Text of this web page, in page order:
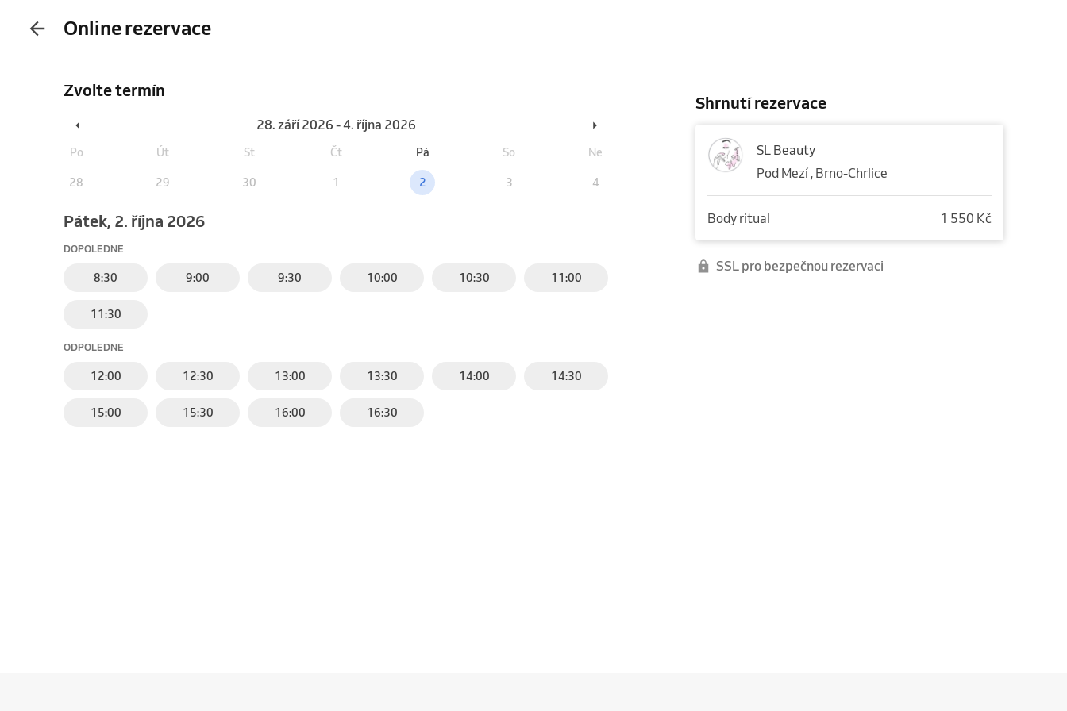
Online rezervace
Zvolte termín
28. září 2026 - 4. října 2026
Po Út St Čt Pá So Ne
28 29 30 1 2 3 4
pátek, 2. října 2026
DOPOLEDNE
8:30 9:00 9:30 10:00 10:30 11:00
11:30
ODPOLEDNE
12:00 12:30 13:00 13:30 14:00 14:30
15:00 15:30 16:00 16:30
Shrnutí rezervace
SL Beauty
Pod Mezí , Brno-Chrlice
Body ritual 1 550 Kč
SSL pro bezpečnou rezervaci